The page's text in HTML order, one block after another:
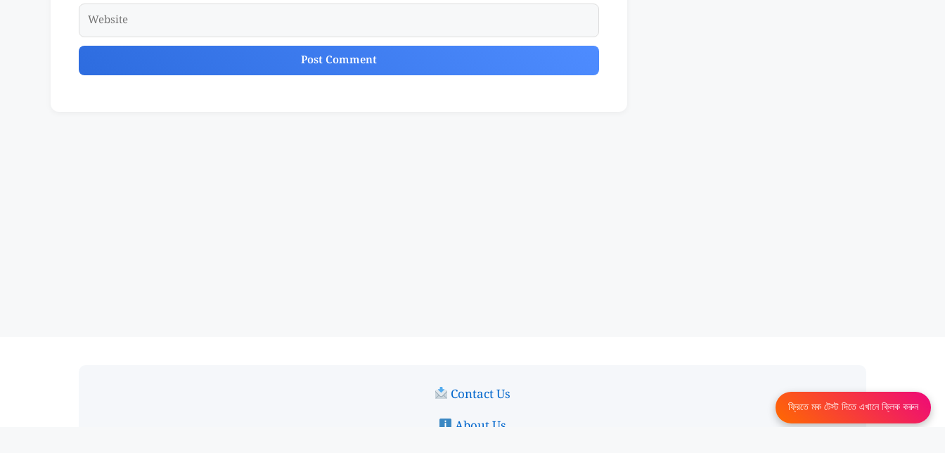
Website
Contact Us
About Us
ফ্রিতে মক টেস্ট দিতে এখানে ক্লিক করুন